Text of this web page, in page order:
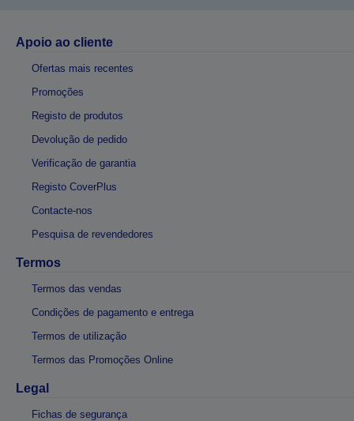
Apoio ao cliente
Ofertas mais recentes
Promoções
Registo de produtos
Devolução de pedido
Verificação de garantia
Registo CoverPlus
Contacte-nos
Pesquisa de revendedores
Termos
Termos das vendas
Condições de pagamento e entrega
Termos de utilização
Termos das Promoções Online
Legal
Fichas de segurança